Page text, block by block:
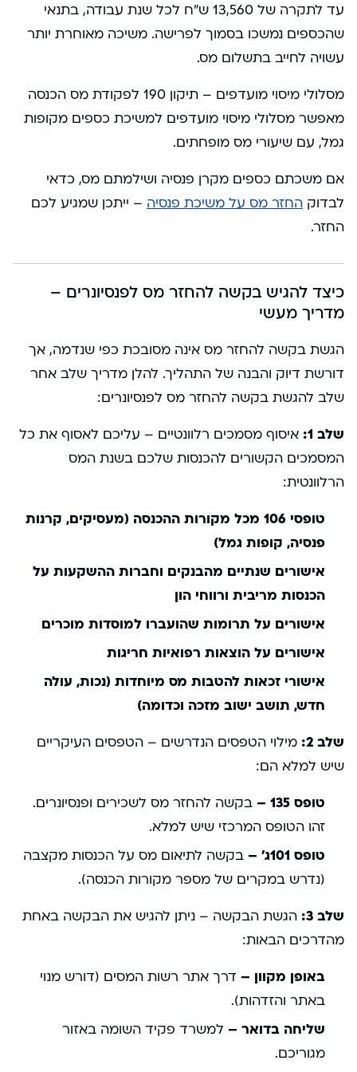
עד לתקרה של 13,560 ש”ח לכל שנת עבודה, בתנאי
שהכספים נמשכו בסמוך לפרישה. משיכה מאוחרת יותר
עשויה לחייב בתשלום מס.
מסלולי מיסוי מועדפים – תיקון 190 לפקודת מס הכנסה
מאפשר מסלולי מיסוי מועדפים למשיכת כספים מקופות
גמל, עם שיעורי מס מופחתים.
אם משכתם כספים מקרן פנסיה ושילמתם מס, כדאי
לבדוק החזר מס על משיכת פנסיה – ייתכן שמגיע לכם
החזר.
כיצד להגיש בקשה להחזר מס לפנסיונרים –
מדריך מעשי
הגשת בקשה להחזר מס אינה מסובכת כפי שנדמה, אך
דורשת דיוק והבנה של התהליך. להלן מדריך שלב אחר
שלב להגשת בקשה להחזר מס לפנסיונרים:
שלב 1:
איסוף מסמכים רלוונטיים – עליכם לאסוף את כל
המסמכים הקשורים להכנסות שלכם בשנת המס
הרלוונטית:
טופסי 106 מכל מקורות ההכנסה (מעסיקים, קרנות
פנסיה, קופות גמל)
אישורים שנתיים מהבנקים וחברות ההשקעות על
הכנסות מריבית ורווחי הון
אישורים על תרומות שהועברו למוסדות מוכרים
אישורים על הוצאות רפואיות חריגות
אישורי זכאות להטבות מס מיוחדות (נכות, עולה
חדש, תושב ישוב מזכה וכדומה)
שלב 2:
מילוי הטפסים הנדרשים – הטפסים העיקריים
שיש למלא הם:
טופס 135 –
בקשה להחזר מס לשכירים ופנסיונרים.
זהו הטופס המרכזי שיש למלא.
טופס 101ג’ –
בקשה לתיאום מס על הכנסות מקצבה
(נדרש במקרים של מספר מקורות הכנסה).
שלב 3:
הגשת הבקשה – ניתן להגיש את הבקשה באחת
מהדרכים הבאות:
באופן מקוון – דרך אתר רשות המסים (דורש מנוי
באתר והזדהות).
שליחה בדואר – למשרד פקיד השומה באזור
מגוריכם.